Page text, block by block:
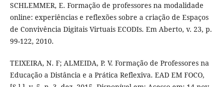
SCHLEMMER, E. Formação de professores na modalidade
online: experiências e reflexões sobre a criação de Espaços
de Convivência Digitais Virtuais ECODIs. Em Aberto, v. 23, p.
99-122, 2010.
TEIXEIRA, N. F; ALMEIDA, P. V. Formação de Professores na
Educação a Distância e a Prática Reflexiva. EAD EM FOCO,